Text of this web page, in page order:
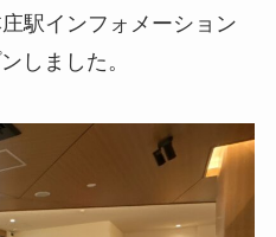
駅インフォメーション
しました。